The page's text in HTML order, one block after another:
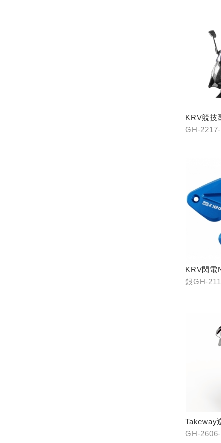
KRV競技
GH-
KRV閃電
銀GH-
Takeway
GH-